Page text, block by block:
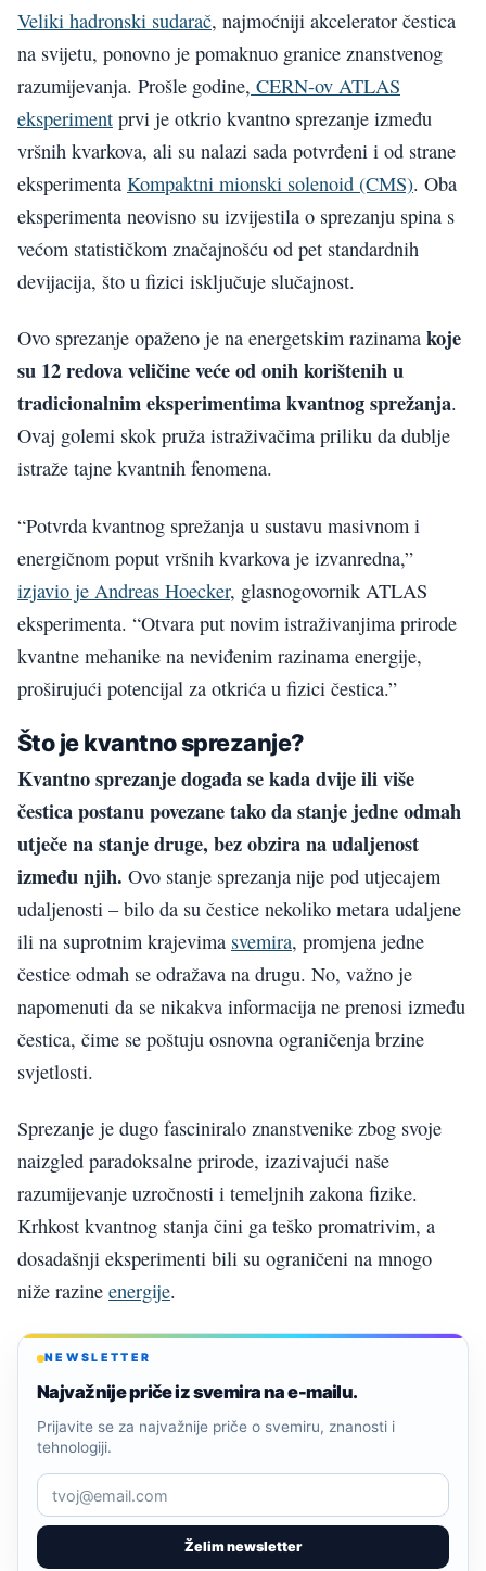
Veliki hadronski sudarač, najmoćniji akcelerator čestica
na svijetu, ponovno je pomaknuo granice znanstvenog
razumijevanja. Prošle godine, CERN-ov ATLAS
eksperiment prvi je otkrio kvantno sprezanje između
vršnih kvarkova, ali su nalazi sada potvrđeni i od strane
eksperimenta Kompaktni mionski solenoid (CMS). Oba
eksperimenta neovisno su izvijestila o sprezanju spina s
većom statističkom značajnošću od pet standardnih
devijacija, što u fizici isključuje slučajnost.
Ovo sprezanje opaženo je na energetskim razinama koje
su 12 redova veličine veće od onih korištenih u
tradicionalnim eksperimentima kvantnog sprežanja.
Ovaj golemi skok pruža istraživačima priliku da dublje
istraže tajne kvantnih fenomena.
“Potvrda kvantnog sprežanja u sustavu masivnom i
energičnom poput vršnih kvarkova je izvanredna,”
izjavio je Andreas Hoecker, glasnogovornik ATLAS
eksperimenta. “Otvara put novim istraživanjima prirode
kvantne mehanike na neviđenim razinama energije,
proširujući potencijal za otkrića u fizici čestica.”
Što je kvantno sprezanje?
Kvantno sprezanje događa se kada dvije ili više
čestica postanu povezane tako da stanje jedne odmah
utječe na stanje druge, bez obzira na udaljenost
između njih. Ovo stanje sprezanja nije pod utjecajem
udaljenosti – bilo da su čestice nekoliko metara udaljene
ili na suprotnim krajevima svemira, promjena jedne
čestice odmah se odražava na drugu. No, važno je
napomenuti da se nikakva informacija ne prenosi između
čestica, čime se poštuju osnovna ograničenja brzine
svjetlosti.
Sprezanje je dugo fasciniralo znanstvenike zbog svoje
naizgled paradoksalne prirode, izazivajući naše
razumijevanje uzročnosti i temeljnih zakona fizike.
Krhkost kvantnog stanja čini ga teško promatrivim, a
dosadašnji eksperimenti bili su ograničeni na mnogo
niže razine energije.
NEWSLETTER
Najvažnije priče iz svemira na e-mailu.
Želim newsletter
Prijavite se za najvažnije priče o svemiru, znanosti i
tehnologiji.